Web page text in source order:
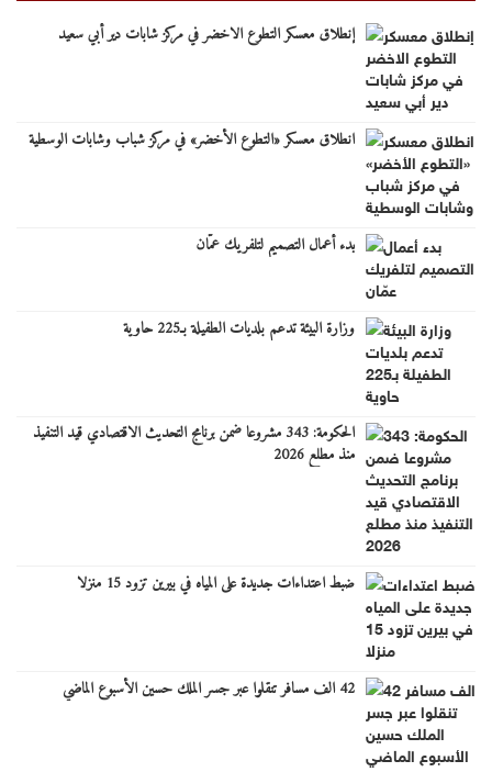
إنطلاق معسكر التطوع الاخضر في مركز شابات دير أبي سعيد
انطلاق معسكر «التطوع الأخضر» في مركز شباب وشابات الوسطية
بدء أعمال التصميم لتلفريك عمّان
وزارة البيئة تدعم بلديات الطفيلة بـ225 حاوية
الحكومة: 343 مشروعا ضمن برنامج التحديث الاقتصادي قيد التنفيذ
منذ مطلع 2026
ضبط اعتداءات جديدة على المياه في بيرين تزود 15 منزلا
42 الف مسافر تنقلوا عبر جسر الملك حسين الأسبوع الماضي